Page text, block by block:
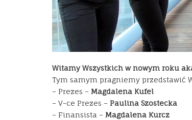
Witamy Wszystkich w nowym roku
Tym samym pragniemy przedstawić
– Prezes – Magdalena Kufel
– V-ce Prezes – Paulina Szostecka
– Finansista – Magdalena Kurcz